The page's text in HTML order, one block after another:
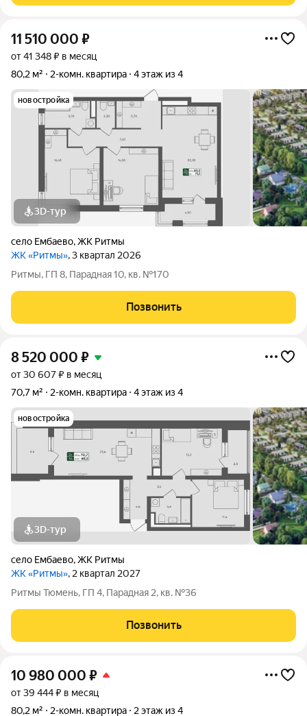
11 510 000 ₽
от 41 348 ₽ в месяц
80,2 м²
2-комн. квартира 4 этаж из 4
новостройка
3D-тур
село Ембаево,ЖК Ритмы
ЖК «Ритмы», 3 квартал 2026
Ритмы, ГП 8, Парадная 10, кв. №170
Позвонить
8 520 000 ₽
от 30 607 ₽ в месяц
70,7 м²
2-комн. квартира 4 этаж из 4
новостройка
3D-тур
село Ембаево,ЖК Ритмы
ЖК «Ритмы», 2 квартал 2027
Ритмы Тюмень, ГП 4, Парадная 2, кв. №36
Позвонить
10 980 000 ₽
от 39 444 ₽ в месяц
80,2 м²
2-комн. квартира 2 этаж из 4